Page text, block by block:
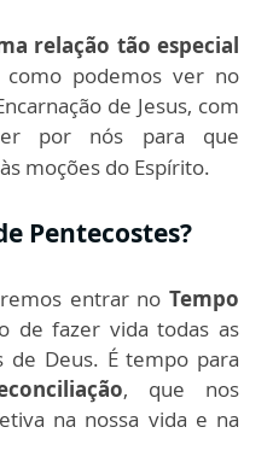
relação tão especial
como podemos ver no
de Jesus, com
por nós para que
moções do Espírito.
Pentecostes?
entrar noTempo
de fazer vida todas as
de Deus. É tempo para
, que nos
na nossa vida e na